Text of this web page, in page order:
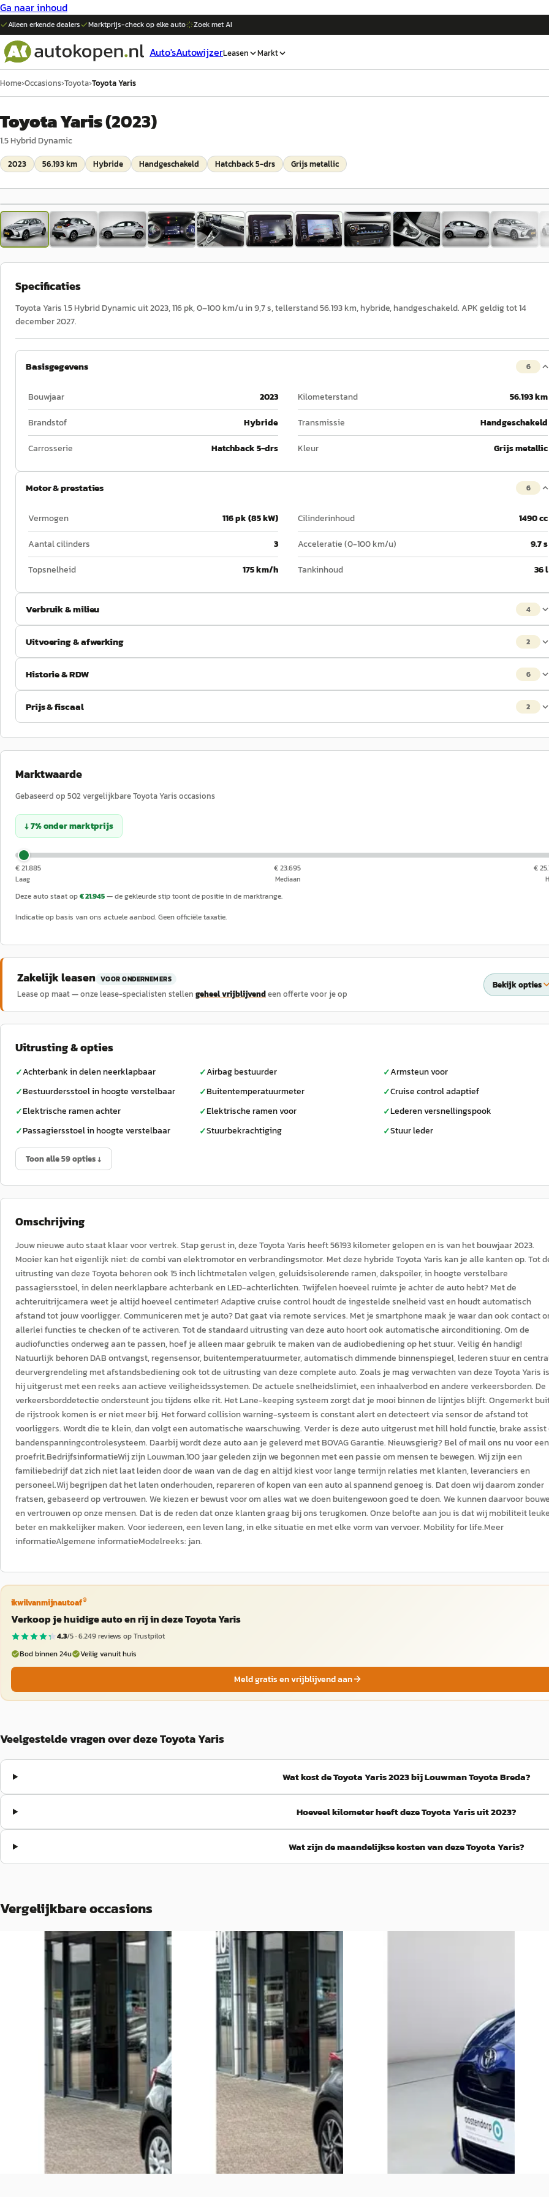
Ga naar inhoud
Alleen erkende dealers Marktprijs-check op elkeauto Zoek met AI
Auto'sAutowijzerLeasen Markt
Home›Occasions›Toyota›Toyota Yaris
Toyota Yaris(2023)
1.5 Hybrid Dynamic
2023 56.193 km Hybride Handgeschakeld Hatchback 5-drs Grijs metallic
1
Specificaties
Toyota Yaris 1.5 Hybrid Dynamic uit 2023, 116 pk, 0–100 km/u in 9,7 s, tellerstand 56.193 km, hybride, handgeschakeld. APK geldig tot 14
december 2027.
Basisgegevens 6
Bouwjaar 2023 Kilometerstand
56.193 km
Brandstof
Hybride Transmissie
Handgeschakeld
Carrosserie
Hatchback 5-drs Kleur Grijs metallic
Motor & prestaties 6
Vermogen 116 pk (85 kW) Cilinderinhoud
1490 cc
Aantal cilinders
3 Acceleratie (0-100 km/u)
9.7 s
Topsnelheid
175 km/h Tankinhoud 36 l
Verbruik & milieu 4
Uitvoering & afwerking 2
Historie & RDW 6
Prijs & fiscaal 2
Marktwaarde
Gebaseerd op 502 vergelijkbareToyotaYarisoccasions
↓7%ondermarktprijs
€ 21.885
Laag
€ 23.695
Mediaan
€
Deze auto staat op€ 21.945— de gekleurde stip toont de positie in de marktrange.
Indicatie op basis van ons actuele aanbod. Geen officiële taxatie.
Zakelijk leasen VOOR ONDERNEMERS
Lease op maat — onze lease-specialisten stellen geheel vrijblijvendeen offerte voor je op
Bekijk opties
Uitrusting & opties
✓Achterbank in delen neerklapbaar ✓Airbag bestuurder ✓Armsteun voor
✓Bestuurdersstoel in hoogte verstelbaar ✓Buitentemperatuurmeter ✓Cruise control adaptief
✓Elektrische ramen achter ✓Elektrische ramen voor ✓Lederen versnellingspook
✓Passagiersstoel in hoogte verstelbaar ✓Stuurbekrachtiging ✓Stuur leder
Toon alle 59 opties ↓
Omschrijving
Jouw nieuwe auto staat klaar voor vertrek. Stap gerust in, deze Toyota Yaris heeft 56193 kilometer gelopen en is van het bouwjaar 2023.
Mooier kan het eigenlijk niet: de combi van elektromotor en verbrandingsmotor. Met deze hybride Toyota Yaris kan je alle kanten op. Tot
uitrusting van deze Toyota behoren ook 15 inch lichtmetalen velgen, geluidsisolerende ramen, dakspoiler, in hoogte verstelbare
passagiersstoel, in delen neerklapbare achterbank en LED-achterlichten. Twijfelen hoeveel ruimte je achter de auto hebt? Met de
achteruitrijcamera weet je altijd hoeveel centimeter! Adaptive cruise control houdt de ingestelde snelheid vast en houdt automatisch
afstand tot jouw voorligger. Communiceren met je auto? Dat gaat via remote services. Met je smartphone maak je waar dan ook contact
allerlei functies te checken of te activeren. Tot de standaard uitrusting van deze auto hoort ook automatische airconditioning. Om de
audiofuncties onderweg aan te passen, hoef je alleen maar gebruik te maken van de audiobediening op het stuur. Veilig én handig!
Natuurlijk behoren DAB ontvangst, regensensor, buitentemperatuurmeter, automatisch dimmende binnenspiegel, lederen stuur en
deurvergrendeling met afstandsbediening ook tot de uitrusting van deze complete auto. Zoals je mag verwachten van deze Toyota Yaris is
hij uitgerust met een reeks aan actieve veiligheidssystemen. De actuele snelheidslimiet, een inhaalverbod en andere verkeersborden. De
verkeersborddetectie ondersteunt jou tijdens elke rit. Het Lane-keeping systeem zorgt dat je mooi binnen de lijntjes blijft. Ongemerkt
de rijstrook komen is er niet meer bij. Het forward collision warning-systeem is constant alert en detecteert via sensor de afstand tot
voorliggers. Wordt die te klein, dan volgt een automatische waarschuwing. Verder is deze auto uitgerust met hill hold functie, brake assist
bandenspanningcontrolesysteem. Daarbij wordt deze auto aan je geleverd met BOVAG Garantie. Nieuwsgierig? Bel of mail ons nu voor een
proefrit.BedrijfsinformatieWij zijn Louwman.100 jaar geleden zijn we begonnen met een passie om mensen te bewegen. Wij zijn een
familiebedrijf dat zich niet laat leiden door de waan van de dag en altijd kiest voor lange termijn relaties met klanten, leveranciers en
personeel.Wij begrijpen dat het laten onderhouden, repareren of kopen van een auto al spannend genoeg is. Dat doen wij daarom zonder
fratsen, gebaseerd op vertrouwen. We kiezen er bewust voor om alles wat we doen buitengewoon goed te doen. We kunnen daarvoor
en vertrouwen op onze mensen. Dat is de reden dat onze klanten graag bij ons terugkomen. Onze belofte aan jou is dat wij mobiliteit
beter en makkelijker maken. Voor iedereen, een leven lang, in elke situatie en met elke vorm van vervoer. Mobility for life.Meer
informatieAlgemene informatieModelreeks: jan.
ikwilvanmijnautoaf®
Verkoop je huidige auto en rij in deze Toyota Yaris
4,3/5 ·6.249reviews op Trustpilot
Bod binnen 24u
Veilig vanuit huis
Meld gratis en vrijblijvend aan
Veelgestelde vragen over deze Toyota Yaris
Wat kost de Toyota Yaris 2023 bij Louwman Toyota Breda?
Hoeveel kilometer heeft deze Toyota Yaris uit 2023?
Wat zijn de maandelijkse kosten van deze Toyota Yaris?
Vergelijkbare occasions
Toyota Yaris
v.a. € 360/mnd
Scherp geprijsd
2020 · 43.236 km · Hybride · Automaat
Autobedrijf Van Oijen B.V.· Beneden
4,7(161)
Bekijk aanbieding →
Toyota Yaris 2022
1.5 Hyb. Teamnl
v.a. € 413/mnd
Scherp geprijsd
2022 · 94.244 km · Hybride · Automaat
Autobedrijf Van Oijen B.V.· Beneden
4,7(161)
Bekijk aanbieding →
2024 · 4.161 km · Hybride · Automaat
· Helmond
2025